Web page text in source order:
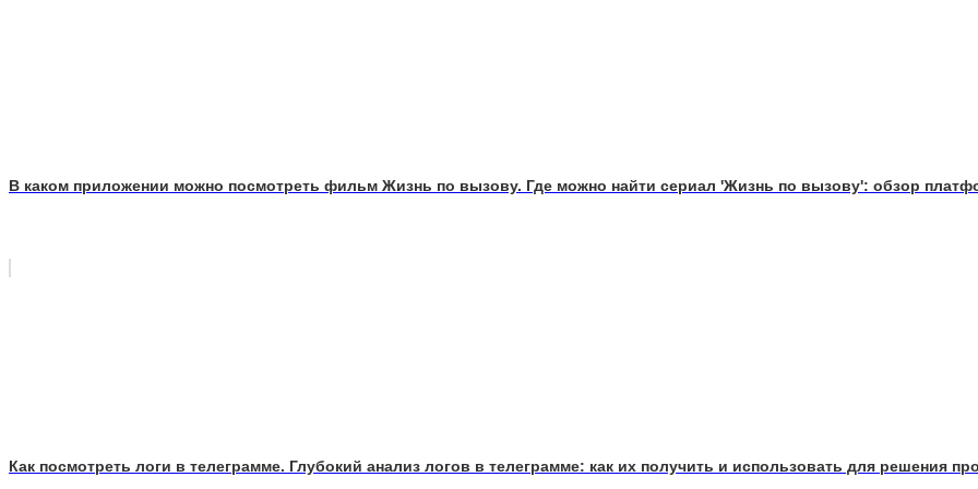
В каком приложении можно посмотреть фильм Жизнь по вызову. Где можно найти сериал 'Жизнь по вызову': обзор
Как посмотреть логи в телеграмме. Глубокий анализ логов в телеграмме: как их получить и использовать для решения